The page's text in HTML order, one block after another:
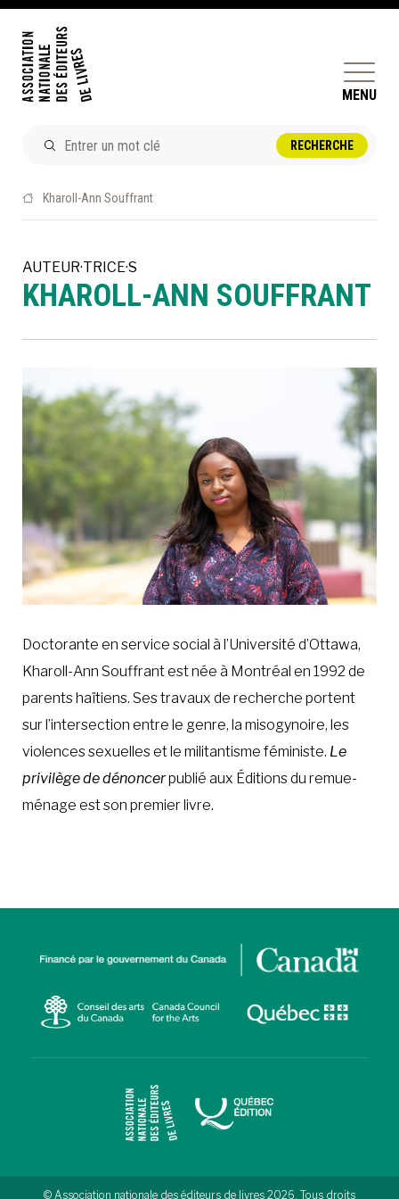
MENU
DOSSIERS ET ENJEUX
PERFECTIONNEMENT
ET SERVICES AUX MEMBRES
À LA POINTE DE LA PROFESSION
RÉPERTOIRE DES MEMBRES
CALENDRIER
À PROPOS DEVENIR MEMBRE
Kharoll-Ann Souffrant
AUTEUR·TRICE·S
KHAROLL-ANN SOUFFRANT
Doctorante en service social à l’Université d’Ottawa,
Kharoll-Ann Souffrant est née à Montréal en 1992 de
parents haïtiens. Ses travaux de recherche portent
sur l’intersection entre le genre, la misogynoire, les
violences sexuelles et le militantisme féministe. Le
privilège de dénoncerpublié aux Éditions du remue-
ménage est son premier livre.
© Association nationale des éditeurs de livres 2026. Tous droits